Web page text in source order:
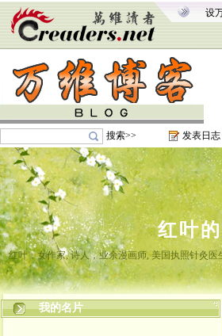
设
搜索>> 发表日志
红叶
红叶，女作家, 诗人，业余漫画师, 美国执照针灸
我的名片